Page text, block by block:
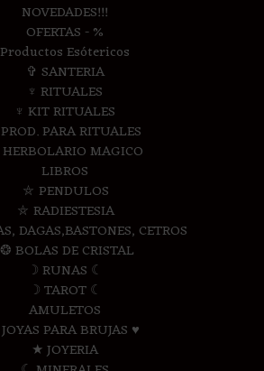
NOVEDADES!!!
OFERTAS - %
Productos Esótericos
✞ SANTERIA
♆ RITUALES
♆ KIT RITUALES
PARA RITUALES
MAGICO
LIBROS
⛤ PENDULOS
⛤ RADIESTESIA
DAGAS,BASTONES, CETROS
❂ BOLAS DE CRISTAL
☽ RUNAS ☾
☽ TAROT ☾
AMULETOS
PARA BRUJAS ♥
★ JOYERIA